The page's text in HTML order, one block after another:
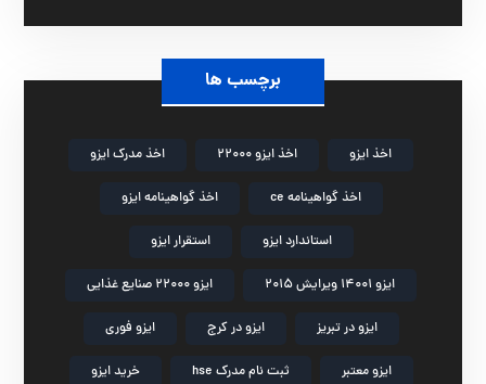
برچسب ها
اخذ ایزو اخذ ایزو 22000 اخذ مدرک ایزو
اخذ گواهینامه ce اخذ گواهینامه ایزو
استاندارد ایزو استقرار ایزو
ایزو 14001 ویرایش 2015 ایزو 22000 صنایع غذایی
ایزو در تبریز ایزو در کرج ایزو فوری
ایزو معتبر ثبت نام مدرک hse خرید ایزو